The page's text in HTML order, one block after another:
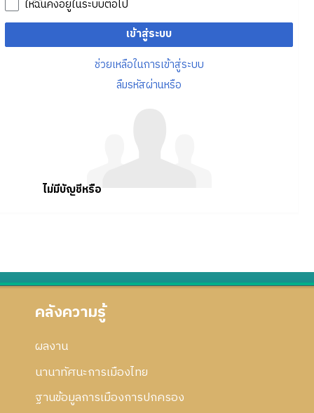
ให้ฉันคงอยู่ในระบบต่อไป
เข้าสู่ระบบ
ช่วยเหลือในการเข้าสู่ระบบ
ลืมรหัสผ่านหรือ
ไม่มีบัญชีหรือ
คลังความรู้
ผลงาน
นานาทัศนะการเมืองไทย
ฐานข้อมูลการเมืองการปกครอง